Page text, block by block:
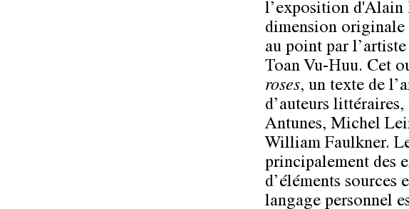
l’exposition d'Alain
dimension originale
au point par
Toan Vu-Huu. Cet
roses, un texte de
d’auteurs
Antunes, Michel
William Faulkner.
principalement des
d’éléments sources
langage personnel